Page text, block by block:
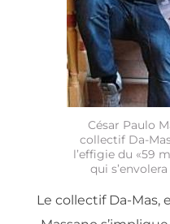
César Paulo
collectif Da-
l’effigie du «59
qui
Le collectif Da-Mas,